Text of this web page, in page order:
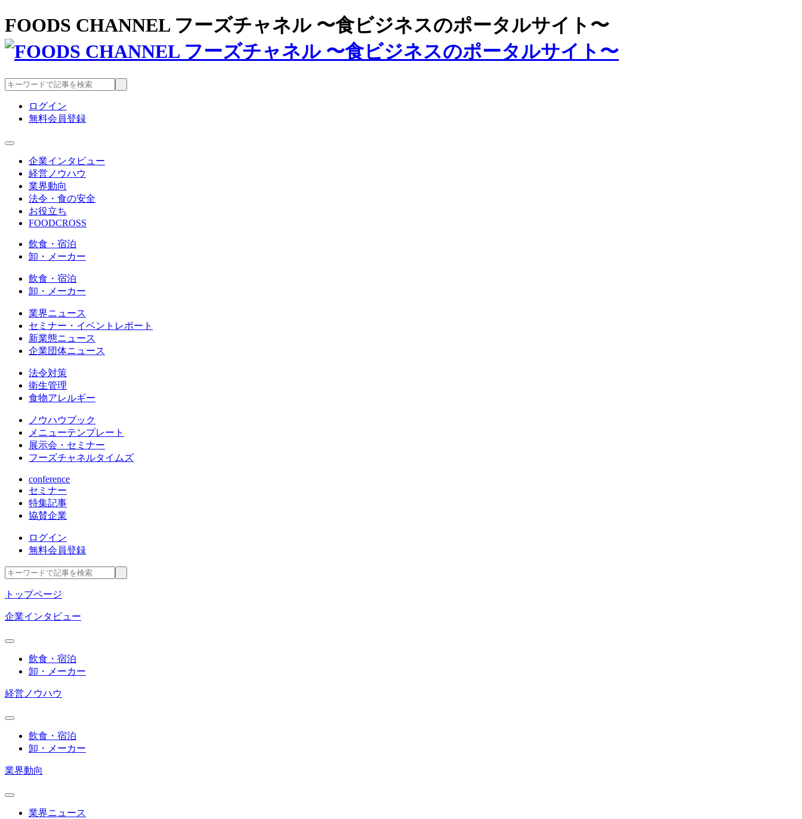
FOODS CHANNEL フーズチャネル 〜食ビジネスのポータルサイト〜
ログイン
無料会員登録
企業インタビュー
経営ノウハウ
業界動向
法令・食の安全
お役立ち
FOODCROSS
飲食・宿泊
卸・メーカー
飲食・宿泊
卸・メーカー
業界ニュース
セミナー・イベントレポート
新業態ニュース
企業団体ニュース
法令対策
衛生管理
食物アレルギー
ノウハウブック
メニューテンプレート
展示会・セミナー
フーズチャネルタイムズ
conference
セミナー
特集記事
協賛企業
ログイン
無料会員登録
トップページ
企業インタビュー
飲食・宿泊
卸・メーカー
経営ノウハウ
飲食・宿泊
卸・メーカー
業界動向
業界ニュース